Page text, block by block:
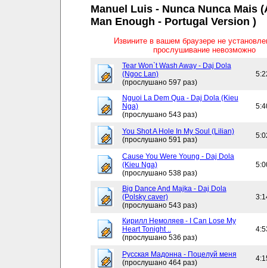
Manuel Luis - Nunca Nunca Mais
Man Enough - Portugal Version )
Извините в вашем браузере не
прослушивание невозможно
Tear Won`t Wash Away - Daj Dola
(Ngoc Lan)
(прослушано 597 раз)
Nguoi La Dem Qua - Daj Dola (Kieu
Nga)
(прослушано 543 раз)
You Shot A Hole In My Soul (Lilian)
(прослушано 591 раз)
Cause You Were Young - Daj Dola
(Kieu Nga)
(прослушано 538 раз)
Big Dance And Majka - Daj Dola
(Polsky caver)
(прослушано 543 раз)
Кирилл Немоляев - I Can Lose My
Heart Tonight ..
(прослушано 536 раз)
Русская Мадонна - Поцелуй меня
(прослушано 464 раз)